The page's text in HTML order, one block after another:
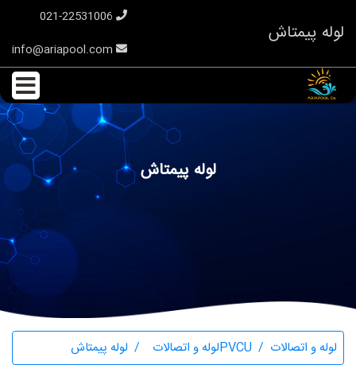
لوله پیمتاش
لوله پیمتاش
لوله و اتصالات PVCUلوله و اتصالات لوله پیمتاش